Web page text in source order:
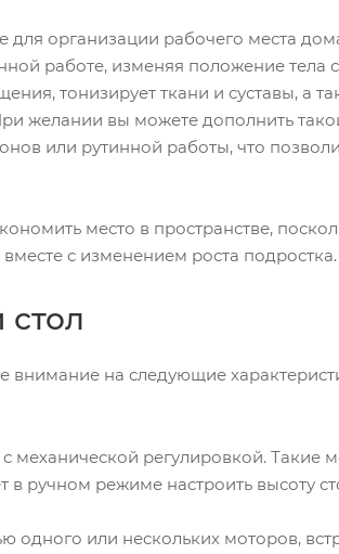
организации рабочего места
работе, изменяя положение тела с
тонизирует ткани и суставы, а
желании вы можете дополнить
или рутинной работы, что
место в пространстве,
с изменением роста подростка.
внимание на следующие
механической регулировкой.
в ручном режиме настроить высоту
одного или нескольких моторов,